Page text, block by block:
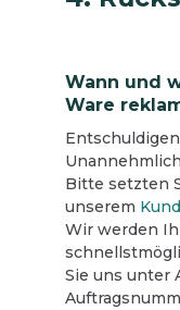
Wann und
Ware
Bitte setzten
unserem
Wir werden
Sie uns unter